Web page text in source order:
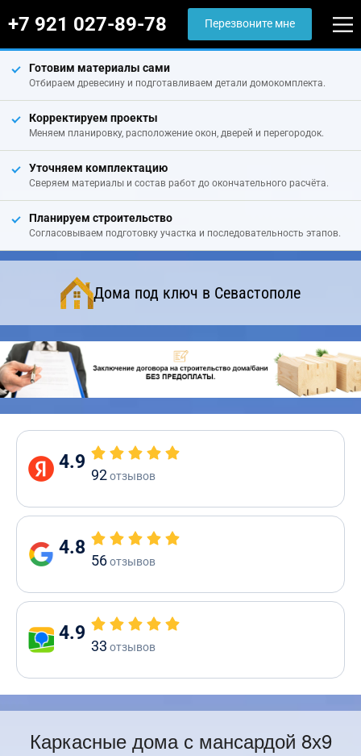
+7 921 027-89-78 Перезвоните мне
Готовим материалы сами
Отбираем древесину и подготавливаем детали домокомплекта.
Корректируем проекты
Меняем планировку, расположение окон, дверей и перегородок.
Уточняем комплектацию
Сверяем материалы и состав работ до окончательного расчёта.
Планируем строительство
Согласовываем подготовку участка и последовательность этапов.
Дома под ключ в Севастополе
4.9
92отзывов
4.8
56отзывов
4.9
33 отзывов
Каркасные дома с мансардой 8х9